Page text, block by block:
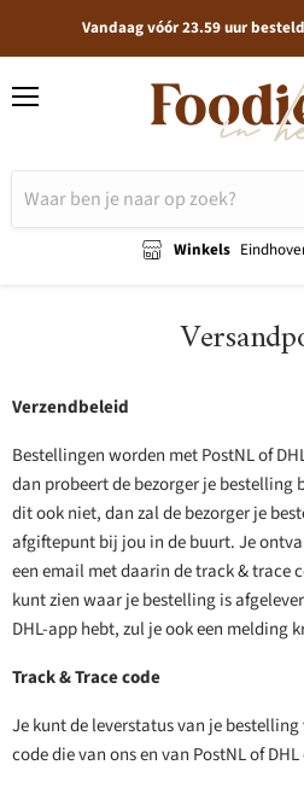
Vandaag vóór 23.59 uur
Winkels
Verzendbeleid
Bestellingen worden met PostNL of
dan probeert de bezorger je bestelling
dit ook niet, dan zal de bezorger je
afgiftepunt bij jou in de buurt. Je
een email met daarin de track & trace
kunt zien waar je bestelling is
DHL-app hebt, zul je ook een melding
Track & Trace code
Je kunt de leverstatus van je
code die van ons en van PostNL of